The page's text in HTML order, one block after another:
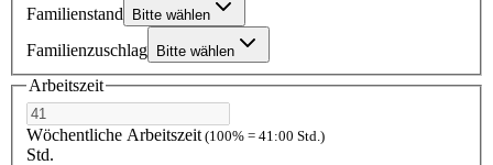
Familienstand Bitte wählen
Familienzuschlag Bitte wählen
Arbeitszeit
Wöchentliche Arbeitszeit (100% = 41:00 Std.)
Std.